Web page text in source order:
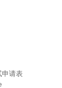
申请表